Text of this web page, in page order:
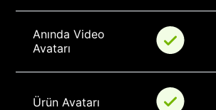
Anında Video
Avatarı
Ürün Avatarı